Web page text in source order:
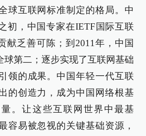
球互联网标准制定的格局。中
初，中国专家在IETF国际互联
献乏善可陈；到2011年，中国
球第二；逐步实现了互联网基础
领的成果。中国年轻一代互联
的创造力，成为中国网络根基
。让这些互联网世界中最基
容易被忽视的关键基础资源，